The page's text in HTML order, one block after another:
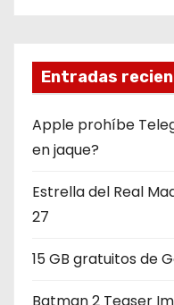
Entradas
Apple prohíbe
en jaque?
Estrella del Real
27
15 GB gratuitos de